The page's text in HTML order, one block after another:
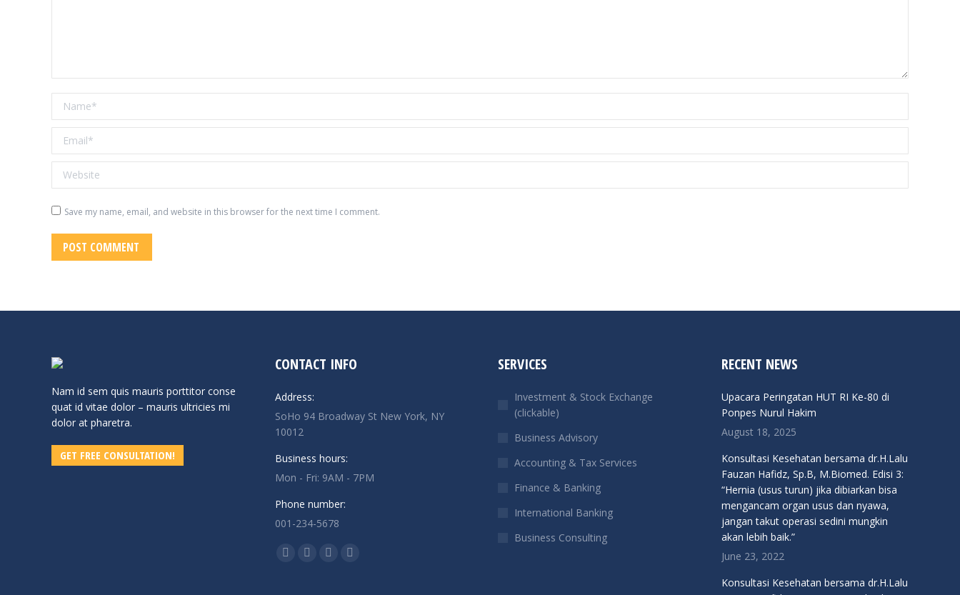
Name *
Email *
Website
Save my name, email, and website in this browser for the next time I comment.
POST COMMENT
Nam id sem quis mauris porttitor conse
quat id vitae dolor – mauris ultricies mi
dolor at pharetra.
GET FREE CONSULTATION!
CONTACT INFO
Address:
SoHo 94 Broadway St New York, NY
10012
Business hours:
Mon - Fri: 9AM - 7PM
Phone number:
001-234-5678
Find us on:
Facebook
X
LinkedinInstagram
SERVICES
Investment & Stock Exchange
(clickable)
Business Advisory
Accounting & Tax Services
Finance & Banking
International Banking
Business Consulting
RECENT NEWS
Upacara Peringatan HUT RI Ke-80 di
Ponpes Nurul Hakim
August 18, 2025
Konsultasi Kesehatan bersama dr.H.Lalu
Fauzan Hafidz, Sp.B, M.Biomed. Edisi 3:
“Hernia (usus turun) jika dibiarkan bisa
mengancam organ usus dan nyawa,
jangan takut operasi sedini mungkin
akan lebih baik.”
June 23, 2022
Konsultasi Kesehatan bersama dr.H.Lalu